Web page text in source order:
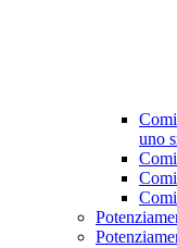
uno